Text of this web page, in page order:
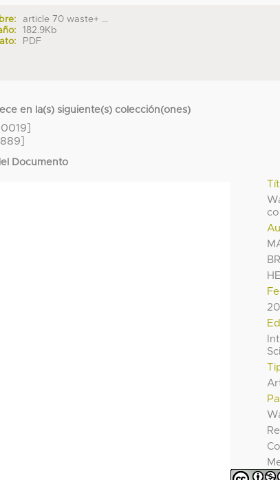
article 70 waste+ ...
182.9Kb
PDF
en la(s) siguiente(s) colección(ones)
Documento